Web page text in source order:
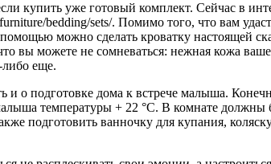
купить уже готовый комплект. Сейчас в
bedding/sets/. Помимо того, что вам
можно сделать кроватку настоящей
вы можете не сомневаться: нежная кожа
либо еще.
о подготовке дома к встрече малыша.
температуры + 22 °C. В комнате должны
подготовить ванночку для купания,